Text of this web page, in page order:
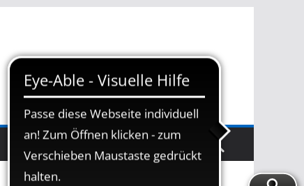
BEACHANLAGE